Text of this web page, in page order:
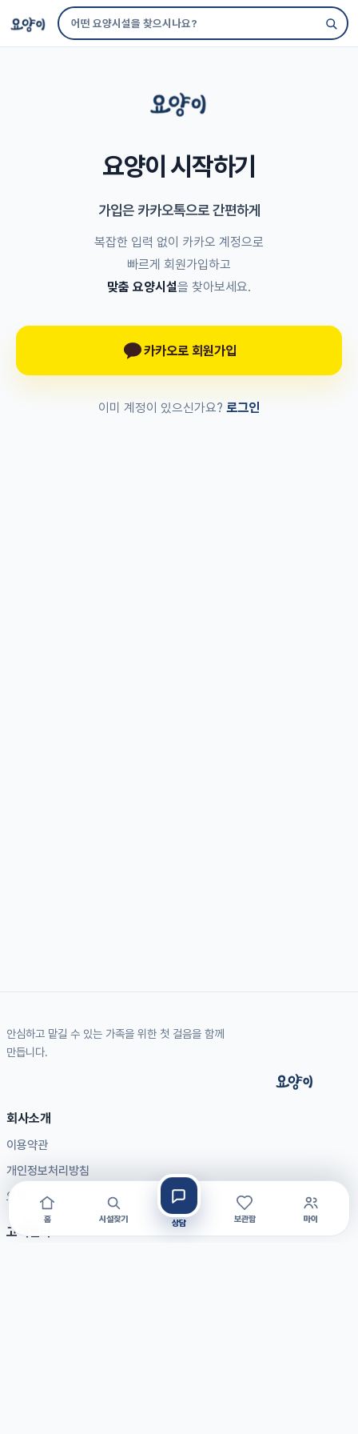
요양이 시작하기
가입은 카카오톡으로 간편하게
복잡한 입력 없이 카카오 계정으로
빠르게 회원가입하고
맞춤 요양시설을 찾아보세요.
카카오로 회원가입
이미 계정이 있으신가요? 로그인
안심하고 맡길 수 있는 가족을 위한 첫 걸음을 함께
만듭니다.
회사소개
이용약관
개인정보처리방침
요양 가이드
고객센터
홈 시설찾기 상담 보관함 마이